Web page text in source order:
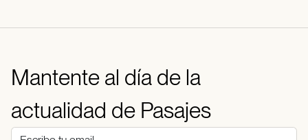
Mantente al día de la
actualidad de Pasajes